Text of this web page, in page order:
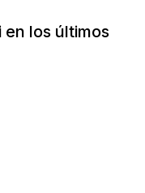
los últimos